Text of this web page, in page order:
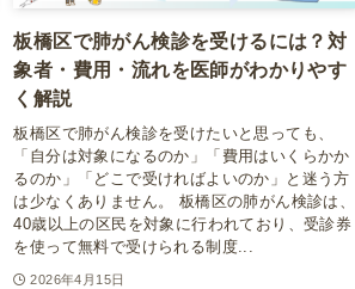
板橋区で肺がん検診を受けるには？対
象者・費用・流れを医師がわかりやす
く解説
板橋区で肺がん検診を受けたいと思っても、
「自分は対象になるのか」「費用はいくらかか
るのか」「どこで受ければよいのか」と迷う方
は少なくありません。 板橋区の肺がん検診は、
40歳以上の区民を対象に行われており、受診券
を使って無料で受けられる制度...
2026年4月15日